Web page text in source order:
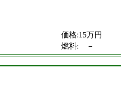
価格:15万円
燃料: －